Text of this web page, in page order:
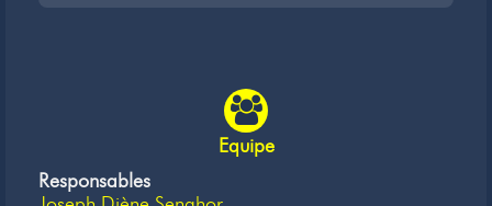
Equipe
Responsables